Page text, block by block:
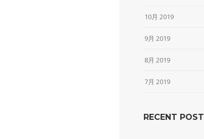
10月 2019
9月 2019
8月 2019
7月 2019
RECENT POST